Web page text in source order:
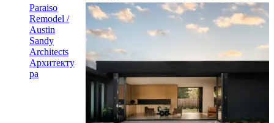
Paraiso
Remodel /
Austin
Sandy
Architects
Архитекту
ра